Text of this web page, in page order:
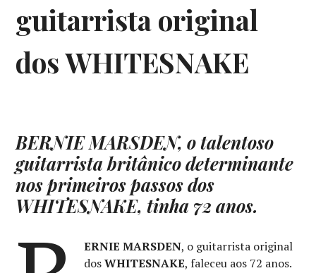
guitarrista original
dos WHITESNAKE
BERNIE MARSDEN, o talentoso
guitarrista britânico determinante
nos primeiros passos dos
WHITESNAKE, tinha 72 anos.
ERNIE MARSDEN, o guitarrista original
dosWHITESNAKE, faleceu aos 72 anos.